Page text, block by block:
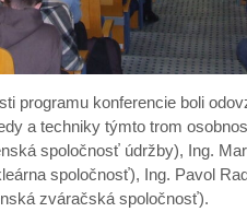
programu konferencie boli
a techniky týmto trom
spoločnosť údržby), Ing.
spoločnosť), Ing. Pavol
zváračská spoločnosť).